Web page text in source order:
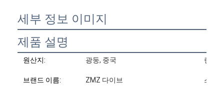
세부 정보 이미지
제품 설명
원산지: 광둥, 중국 렌즈:
브랜드 이름: ZMZ 다이브 스노